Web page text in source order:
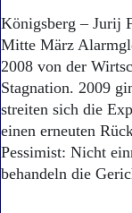
Königsberg – Jurij
Mitte März
2008 von der
Stagnation. 2009
streiten sich die
einen erneuten
Pessimist: Nicht
behandeln die